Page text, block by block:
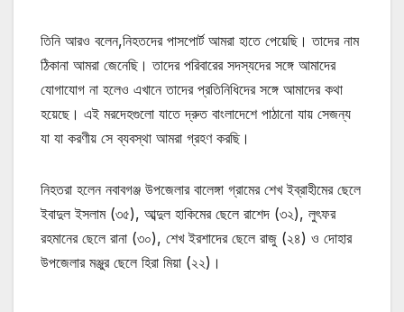
তিনি আরও বলেন,নিহতদের পাসপোর্ট আমরা হাতে পেয়েছি। তাদের নাম
ঠিকানা আমরা জেনেছি। তাদের পরিবারের সদস্যদের সঙ্গে আমাদের
যোগাযোগ না হলেও এখানে তাদের প্রতিনিধিদের সঙ্গে আমাদের কথা
হয়েছে। এই মরদেহগুলো যাতে দ্রুত বাংলাদেশে পাঠানো যায় সেজন্য
যা যা করণীয় সে ব্যবস্থা আমরা গ্রহণ করছি।
নিহতরা হলেন নবাবগঞ্জ উপজেলার বালেঙ্গা গ্রামের শেখ ইব্রাহীমের ছেলে
ইবাদুল ইসলাম (৩৫), আব্দুল হাকিমের ছেলে রাশেদ (৩২), লুৎফর
রহমানের ছেলে রানা (৩০), শেখ ইরশাদের ছেলে রাজু (২৪) ও দোহার
উপজেলার মঞ্জুর ছেলে হিরা মিয়া (২২)।